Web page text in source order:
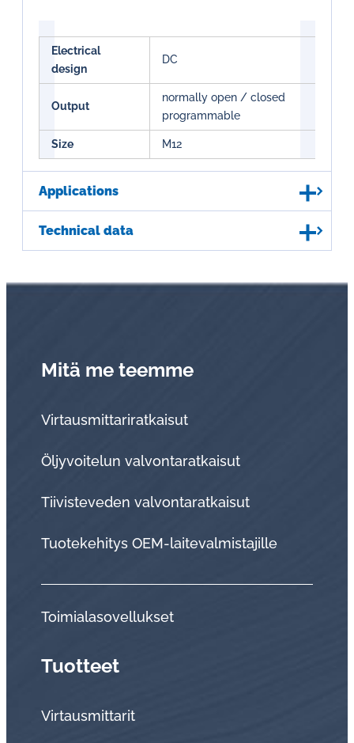
Electrical
design
DC
Output
normally open / closed
programmable
Size M12
Applications
Technical data
Mitä me teemme
Virtausmittariratkaisut
Öljyvoitelun valvontaratkaisut
Tii­vis­te­ve­den val­von­ta­rat­kai­sut
Tuo­te­ke­hi­tys OEM-lai­te­val­mis­ta­jil­le
Toi­mia­la­so­vel­luk­set
Tuotteet
Virtausmittarit